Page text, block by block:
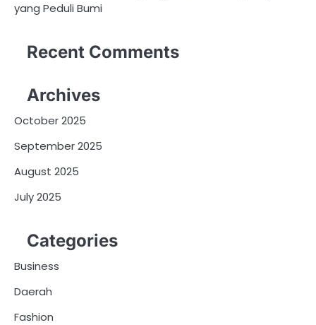
yang Peduli Bumi
Recent Comments
Archives
October 2025
September 2025
August 2025
July 2025
Categories
Business
Daerah
Fashion